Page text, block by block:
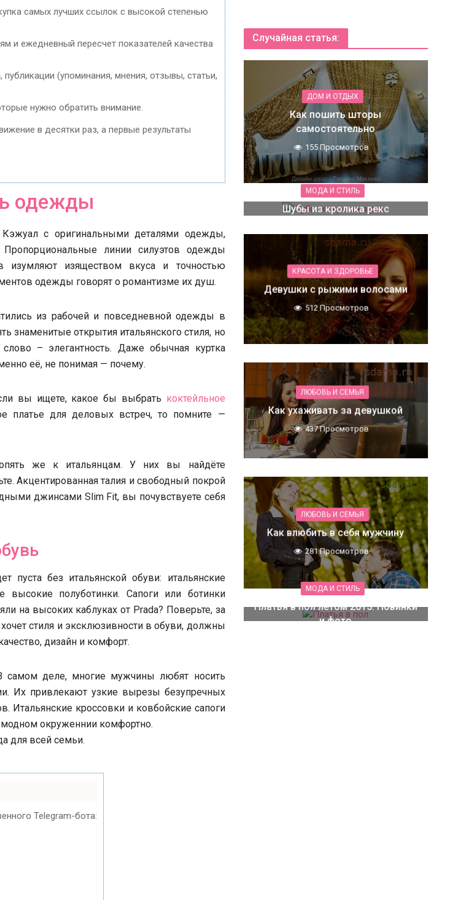
самых лучших ссылок с высокой степенью
и ежедневный пересчет показателей качества
(упоминания, мнения, отзывы, статьи,
нужно обратить внимание.
в десятки раз, а первые результаты
одежды
Кэжуал с оригинальными деталями одежды,
линии силуэтов одежды
изумляют изяществом вкуса и точностью
одежды говорят о романтизме их душ.
из рабочей и повседневной одежды в
открытия итальянского стиля, но
– элегантность. Даже обычная куртка
её, не понимая — почему.
вы ищете, какое бы выбрать коктейльное
платье для деловых встреч, то помните —
же к итальянцам. У них вы найдёте
Акцентированная талия и свободный покрой
джинсами Slim Fit, вы почувствуете себя
пуста без итальянской обуви: итальянские
высокие полуботинки. Сапоги или ботинки
на высоких каблуках от Prada? Поверьте, за
стиля и эксклюзивности в обуви, должны
дизайн и комфорт.
самом деле, многие мужчины любят носить
Их привлекают узкие вырезы безупречных
Итальянские кроссовки и ковбойские сапоги
окруженнии комфортно.
для всей семьи.
Telegram-бота:
Случайная статья:
ДОМ И ОТДЫХ
Как пошить шторы
самостоятельно
155 Просмотров
МОДА И СТИЛЬ
Шубы из кролика рекс
КРАСОТА И ЗДОРОВЬЕ
Девушки с рыжими волосами
512 Просмотров
ЛЮБОВЬ И СЕМЬЯ
Как ухаживать за девушкой
437 Просмотров
ЛЮБОВЬ И СЕМЬЯ
Как влюбить в себя мужчину
281 Просмотров
МОДА И СТИЛЬ
Платья в пол летом 2015. Новинки
и фото